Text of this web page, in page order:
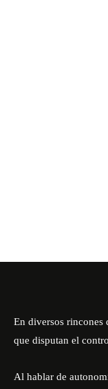
En diversos rincones
que disputan el
Al hablar de